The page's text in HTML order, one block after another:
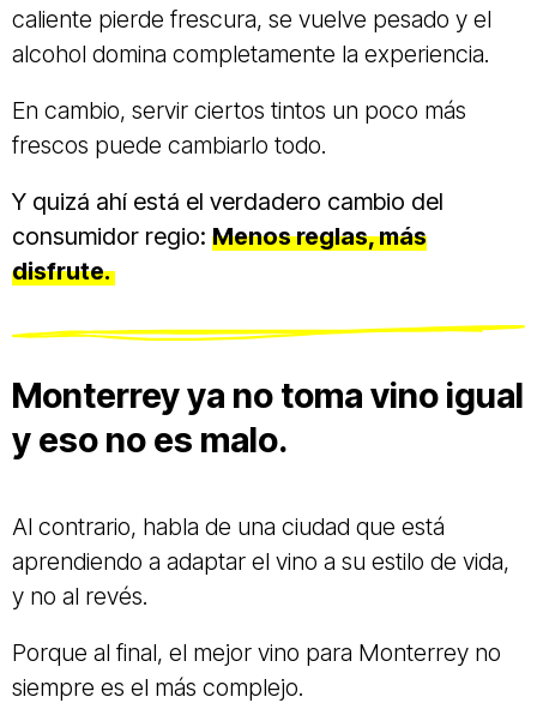
caliente pierde frescura, se vuelve pesado y el
alcohol domina completamente la experiencia.
En cambio, servir ciertos tintos un poco más
frescos puede cambiarlo todo.
Y quizá ahí está el verdadero cambio del
consumidor regio: Menos reglas, más
disfrute.
Monterrey ya no toma vino igual
y eso no es malo.
Al contrario, habla de una ciudad que está
aprendiendo a adaptar el vino a su estilo de vida,
y no al revés.
Porque al final, el mejor vino para Monterrey no
siempre es el más complejo.